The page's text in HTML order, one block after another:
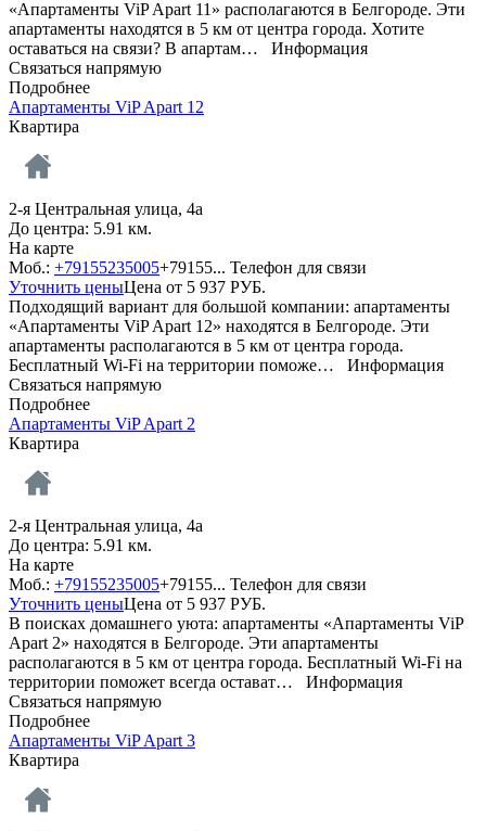
«Апартаменты ViP Apart 11» располагаются в Белгороде. Эти
апартаменты находятся в 5 км от центра города. Хотите
оставаться на связи? В апартам… Информация
Связаться напрямую
Подробнее
Апартаменты ViP Apart 12
Квартира
2-я Центральная улица, 4а
До центра: 5.91 км.
На карте
Моб.: +79155235005+79155... Телефон для связи
Уточнить ценыЦена от 5 937 РУБ.
Подходящий вариант для большой компании: апартаменты
«Апартаменты ViP Apart 12» находятся в Белгороде. Эти
апартаменты располагаются в 5 км от центра города.
Бесплатный Wi-Fi на территории поможе… Информация
Связаться напрямую
Подробнее
Апартаменты ViP Apart 2
Квартира
2-я Центральная улица, 4а
До центра: 5.91 км.
На карте
Моб.: +79155235005+79155... Телефон для связи
Уточнить ценыЦена от 5 937 РУБ.
В поисках домашнего уюта: апартаменты «Апартаменты ViP
Apart 2» находятся в Белгороде. Эти апартаменты
располагаются в 5 км от центра города. Бесплатный Wi-Fi на
территории поможет всегда остават… Информация
Связаться напрямую
Подробнее
Апартаменты ViP Apart 3
Квартира